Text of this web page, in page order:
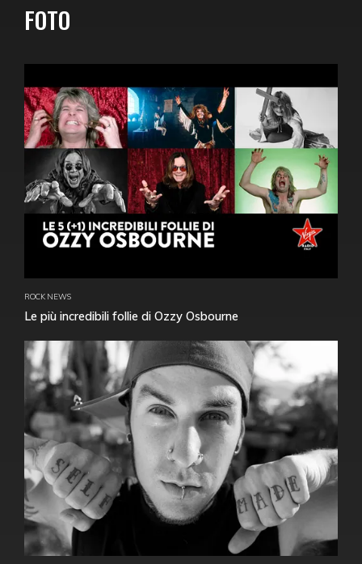
FOTO
ROCK NEWS
Le più incredibili follie di Ozzy Osbourne